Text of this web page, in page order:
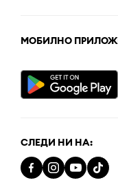
МОБИЛНО
СЛЕДИ НИ НА: